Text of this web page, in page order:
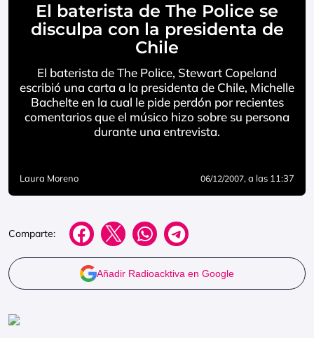
El baterista de The Police se
disculpa con la presidenta de
Chile
El baterista de The Police, Stewart Copeland
escribió una carta a la presidenta de Chile, Michelle
Bachelte en la cual le pide perdón por recientes
comentarios que el músico hizo sobre su persona
durante una entrevista.
Laura Moreno 06/12/2007, a las 11:37
Comparte:
Añadir Radioacktiva en Google